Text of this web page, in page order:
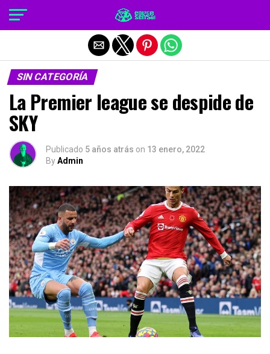
SIN CATEGORÍA
La Premier league se despide de
SKY
Publicado 5 años atrás on 13 enero, 2022
ByAdmin
Salir de la versión móvil